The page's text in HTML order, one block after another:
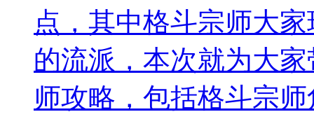
点，其中格斗宗师大
的流派，本次就为大
师攻略，包括格斗宗